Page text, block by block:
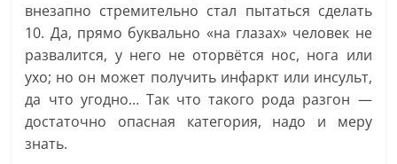
внезапно стремительно стал пытаться сделать
10. Да, прямо буквально «на глазах» человек не
развалится, у него не оторвётся нос, нога или
ухо; но он может получить инфаркт или инсульт,
да что угодно… Так что такого рода разгон —
достаточно опасная категория, надо и меру
знать.